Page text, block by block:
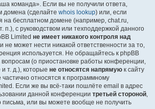
команда». Если вы не получили ответа,
домена (сделайте whois lookup) или, если
на бесплатном домене (например, chat.ru,
п.), с руководством или техподдержкой данного
Limited не имеет никакого контроля над
и не может нести никакой ответственности за то,
используется. Не обращайтесь к phpBB
(о приостановке работы конференции,
т. д.), которые не относятся напрямую к сайту
относятся к программному
Если же вы всё-таки пошлёте email в адрес
данной конференции третьей стороной,
письма, или вы можете вообще не получить